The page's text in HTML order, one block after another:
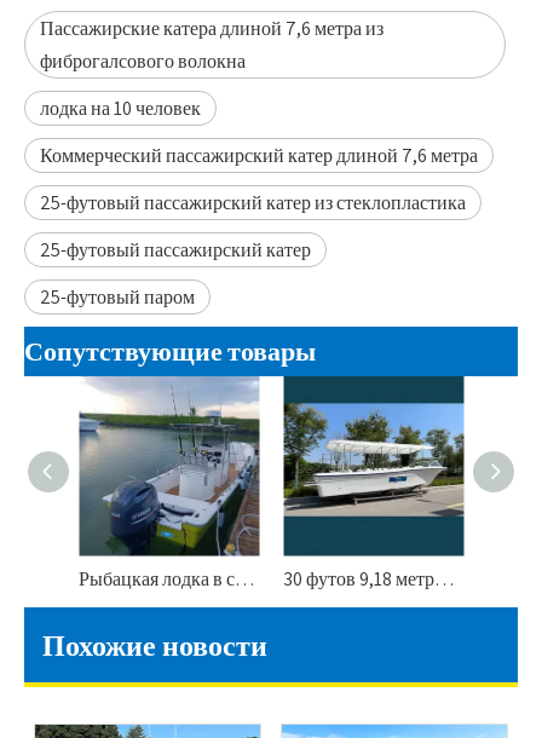
Пассажирские катера длиной 7,6 метра из
фиброгалсового волокна
лодка на 10 человек
Коммерческий пассажирский катер длиной 7,6 метра
25-футовый пассажирский катер из стеклопластика
25-футовый пассажирский катер
25-футовый паром
Сопутствующие товары
Рыбацкая лодка в стиле Панга длиной 25 футов7,6 метра на 10 человек 30 футов 9,18 метров 10-22 пассажирские лодки Лодки из стекловолокна
Похожие новости